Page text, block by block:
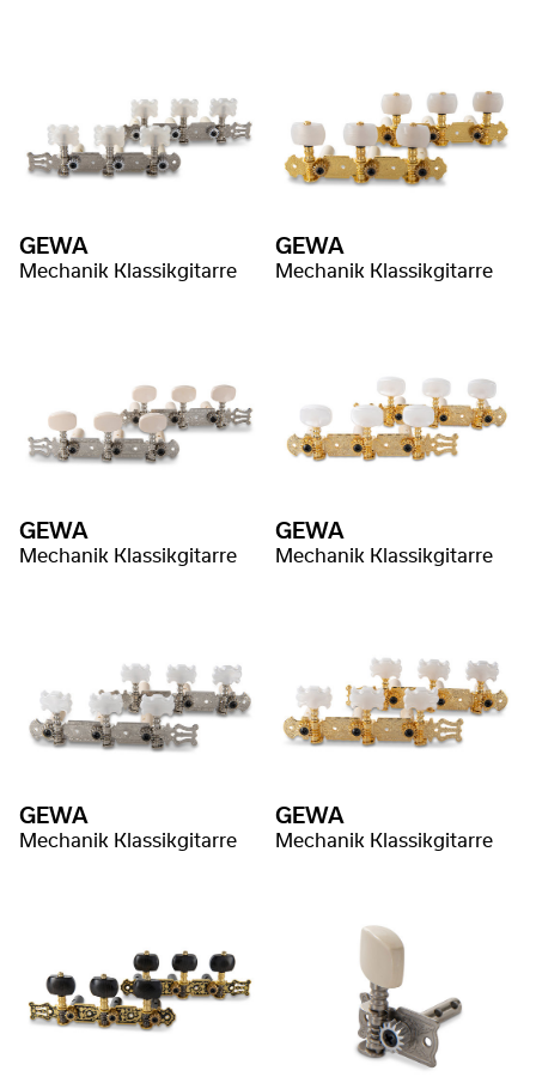
GEWA
Mechanik Klassikgitarre
GEWA
Mechanik Klassikgitarre
GEWA
Mechanik Klassikgitarre
GEWA
Mechanik Klassikgitarre
GEWA
Mechanik Klassikgitarre
GEWA
Mechanik Klassikgitarre